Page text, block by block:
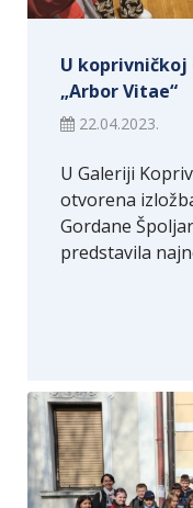
U
„Arbor Vitae“
22.04.2023.
U Galeriji
otvorena
Gordane
predstavila